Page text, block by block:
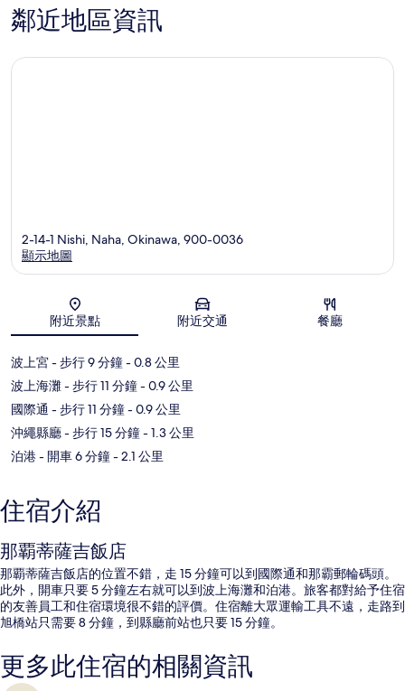
鄰近地區資訊
地圖
2-14-1 Nishi, Naha, Okinawa, 900-0036
顯示地圖
附近景點 附近交通 餐廳
波上宮- 步行 9 分鐘- 0.8 公里
波上海灘- 步行 11 分鐘- 0.9 公里
國際通 - 步行 11 分鐘- 0.9 公里
沖繩縣廳- 步行 15 分鐘- 1.3 公里
泊港- 開車 6 分鐘- 2.1 公里
住宿介紹
那覇蒂薩吉飯店
那覇蒂薩吉飯店的位置不錯，走 15 分鐘可以到國際通和那霸郵輪碼頭。
此外，開車只要 5 分鐘左右就可以到波上海灘和泊港。旅客都對給予住宿
的友善員工和住宿環境很不錯的評價。住宿離大眾運輸工具不遠，走路到
旭橋站只需要 8 分鐘，到縣廳前站也只要 15 分鐘。
更多此住宿的相關資訊